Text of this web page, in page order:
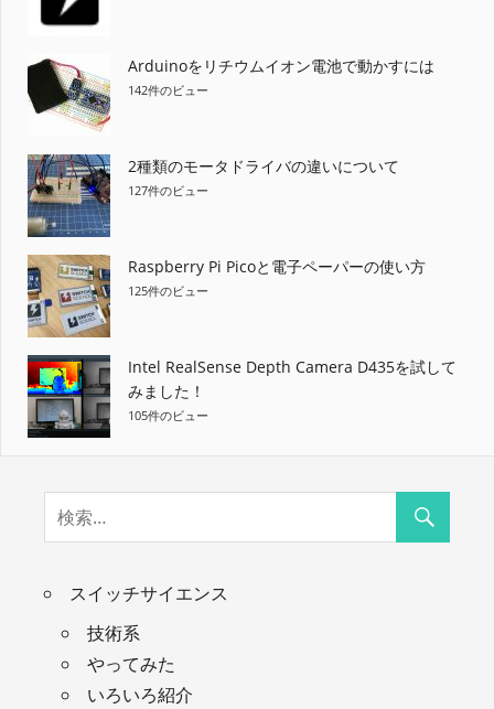
Arduinoをリチウムイオン電池で動かすには
142件のビュー
2種類のモータドライバの違いについて
127件のビュー
Raspberry Pi Picoと電子ペーパーの使い方
125件のビュー
Intel RealSense Depth Camera D435を試して
みました！
105件のビュー
スイッチサイエンス
技術系
やってみた
いろいろ紹介